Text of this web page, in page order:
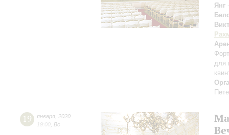
Янг
для
19 января 2020
19:00 Вс